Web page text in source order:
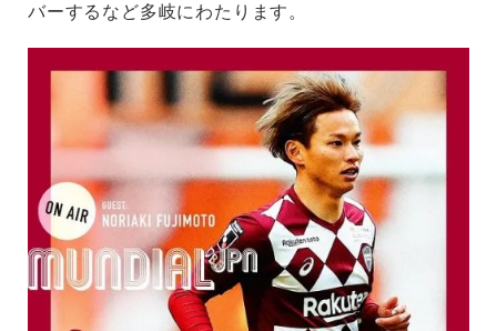
バーするなど多岐にわたります。